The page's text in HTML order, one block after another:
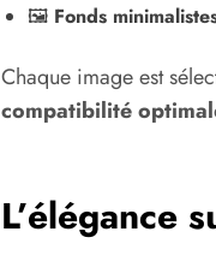
🖼️ Fonds
Chaque image est
compatibilité
L’élégance